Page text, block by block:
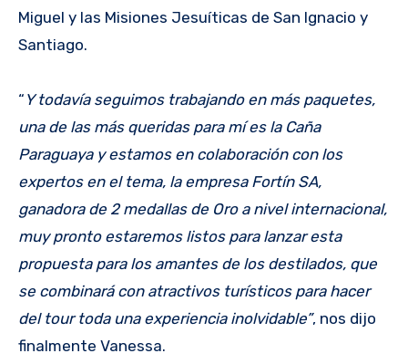
Miguel y las Misiones Jesuíticas de San Ignacio y
Santiago.
“ Y todavía seguimos trabajando en más paquetes,
una de las más queridas para mí es la Caña
Paraguaya y estamos en colaboración con los
expertos en el tema, la empresa Fortín SA,
ganadora de 2 medallas de Oro a nivel internacional,
muy pronto estaremos listos para lanzar esta
propuesta para los amantes de los destilados, que
se combinará con atractivos turísticos para hacer
del tour toda una experiencia inolvidable”, nos dijo
finalmente Vanessa.